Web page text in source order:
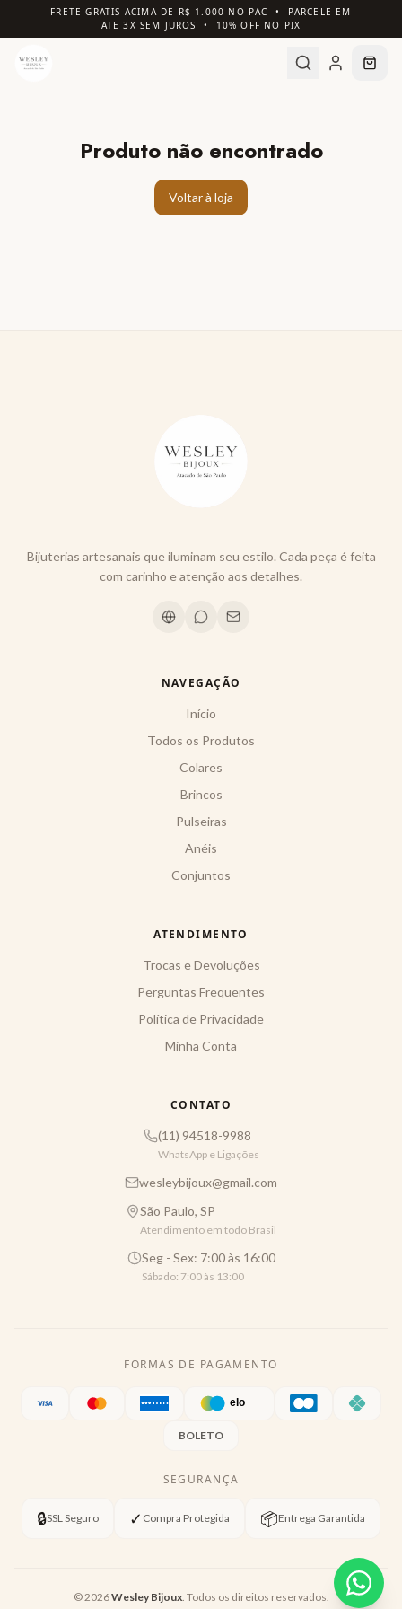
FRETE GRATIS ACIMA DE R$ 1.000 NO PAC • PARCELE EM
ATE 3X SEM JUROS • 10% OFF NO PIX
Produto não encontrado
Voltar à loja
Bijuterias artesanais que iluminam seu estilo. Cada peça é feita
com carinho e atenção aos detalhes.
NAVEGAÇÃO
Início
Todos os Produtos
Colares
Brincos
Pulseiras
Anéis
Conjuntos
ATENDIMENTO
Trocas e Devoluções
Perguntas Frequentes
Política de Privacidade
Minha Conta
CONTATO
(11) 94518-9988
WhatsApp e Ligações
wesleybijoux@gmail.com
São Paulo, SP
Atendimento em todo Brasil
Seg - Sex: 7:00 às 16:00
Sábado: 7:00 às 13:00
FORMAS DE PAGAMENTO
BOLETO
SEGURANÇA
🔒SSL Seguro ✓ Compra Protegida 📦Entrega Garantida
©2026Wesley Bijoux. Todos os direitos reservados.